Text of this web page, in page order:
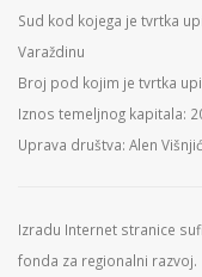
Sud kod kojega je tvrtka
Varaždinu
Broj pod kojim je tvrtka
Iznos temeljnog kapitala:
Uprava društva: Alen
Izradu Internet stranice
fonda za regionalni razvoj.